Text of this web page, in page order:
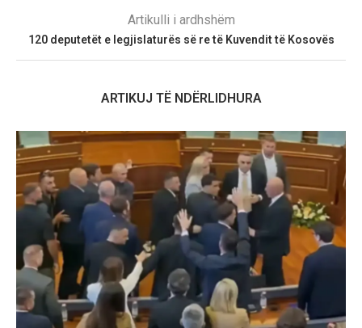
Artikulli i ardhshëm
120 deputetët e legjislaturës së re të Kuvendit të Kosovës
ARTIKUJ TË NDËRLIDHURA